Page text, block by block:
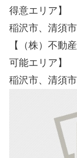
得意エリア】
稲沢市、清須
【（株）不動
可能エリア】
稲沢市、清須